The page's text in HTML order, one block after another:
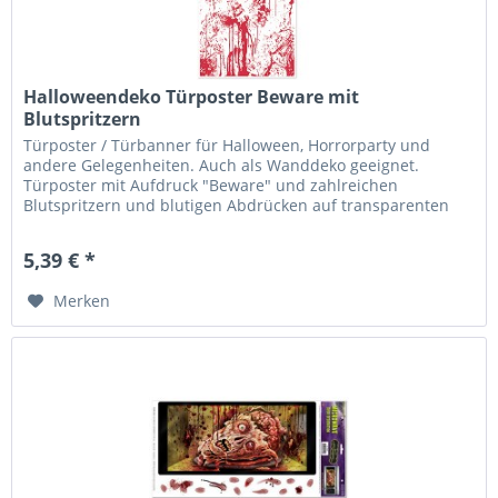
Halloweendeko Türposter Beware mit
Blutspritzern
Türposter / Türbanner für Halloween, Horrorparty und
andere Gelegenheiten. Auch als Wanddeko geeignet.
Türposter mit Aufdruck "Beware" und zahlreichen
Blutspritzern und blutigen Abdrücken auf transparenten
5,39 € *
Merken